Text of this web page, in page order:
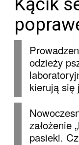
odzieży
kierują się
założenie
pasieki.